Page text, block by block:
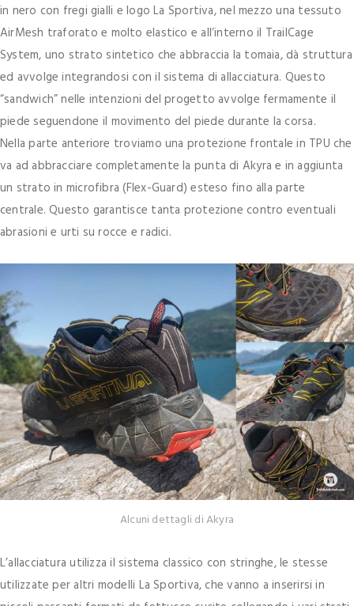
in nero con fregi gialli e logo La Sportiva, nel mezzo una tessuto
AirMesh traforato e molto elastico e all’interno il TrailCage
System, uno strato sintetico che abbraccia la tomaia, dà struttura
ed avvolge integrandosi con il sistema di allacciatura. Questo
“sandwich” nelle intenzioni del progetto avvolge fermamente il
piede seguendone il movimento del piede durante la corsa.
Nella parte anteriore troviamo una protezione frontale in TPU che
va ad abbracciare completamente la punta di Akyra e in aggiunta
un strato in microfibra (Flex-Guard) esteso fino alla parte
centrale. Questo garantisce tanta protezione contro eventuali
abrasioni e urti su rocce e radici.
Alcuni dettagli di Akyra
L’allacciatura utilizza il sistema classico con stringhe, le stesse
utilizzate per altri modelli La Sportiva, che vanno a inserirsi in